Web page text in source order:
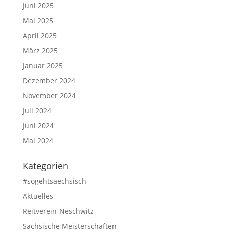
Juni 2025
Mai 2025
April 2025
März 2025
Januar 2025
Dezember 2024
November 2024
Juli 2024
Juni 2024
Mai 2024
Kategorien
#sogehtsaechsisch
Aktuelles
Reitverein-Neschwitz
Sächsische Meisterschaften